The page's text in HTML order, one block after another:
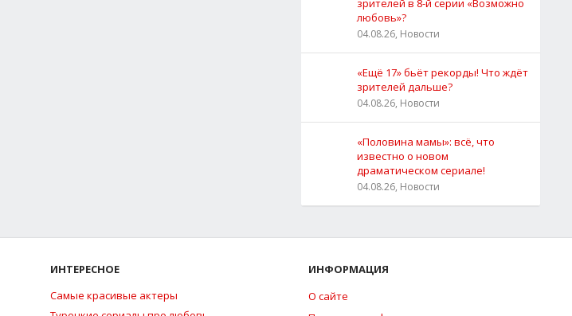
зрителей в 8-й серии «Возможно
любовь»?
04.08.26, Новости
«Ещё 17» бьёт рекорды! Что ждёт
зрителей дальше?
04.08.26, Новости
«Половина мамы»: всё, что
известно о новом
драматическом сериале!
04.08.26, Новости
ИНТЕРЕСНОЕ
Самые красивые актеры
ИНФОРМАЦИЯ
О сайте